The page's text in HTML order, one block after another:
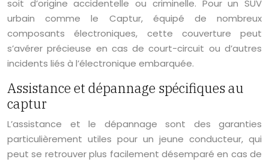
soit d’origine accidentelle ou criminelle. Pour un SUV
urbain comme le Captur, équipé de nombreux
composants électroniques, cette couverture peut
s’avérer précieuse en cas de court-circuit ou d’autres
incidents liés à l’électronique embarquée.
Assistance et dépannage spécifiques au
captur
L’assistance et le dépannage sont des garanties
particulièrement utiles pour un jeune conducteur, qui
peut se retrouver plus facilement désemparé en cas de